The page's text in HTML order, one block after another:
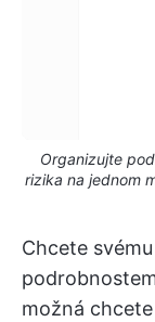
Organizujte
rizika na jednom
Chcete
možná